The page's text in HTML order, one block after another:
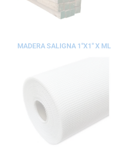
MADERA SALIGNA 1″X1″ X ML